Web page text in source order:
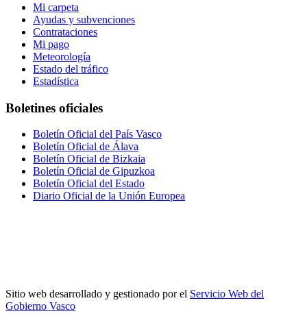
Mi carpeta
Ayudas y subvenciones
Contrataciones
Mi pago
Meteorología
Estado del tráfico
Estadística
Boletines oficiales
Boletín Oficial del País Vasco
Boletín Oficial de Álava
Boletín Oficial de Bizkaia
Boletín Oficial de Gipuzkoa
Boletín Oficial del Estado
Diario Oficial de la Unión Europea
Sitio web desarrollado y gestionado por el Servicio Web del
Gobierno Vasco